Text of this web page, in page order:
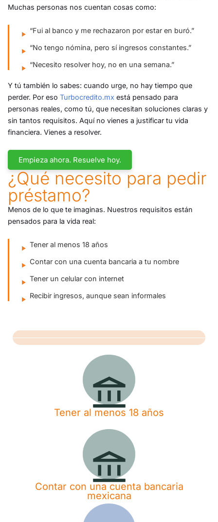
Muchas personas nos cuentan cosas como:
“Fui al banco y me rechazaron por estar en buró.”
“No tengo nómina, pero sí ingresos constantes.”
“Necesito resolver hoy, no en una semana.”
Y tú también lo sabes: cuando urge, no hay tiempo que
perder. Por eso Turbocredito.mx está pensado para
personas reales, como tú, que necesitan soluciones claras y
sin tantos requisitos. Aquí no vienes a justificar tu vida
financiera. Vienes a resolver.
Empieza ahora. Resuelve hoy.
¿Qué necesito para pedir
préstamo?
Menos de lo que te imaginas. Nuestros requisitos están
pensados para la vida real:
Tener al menos 18 años
Contar con una cuenta bancaria a tu nombre
Tener un celular con internet
Recibir ingresos, aunque sean informales
Tener al menos 18 años
Contar con una cuenta bancaria
mexicana